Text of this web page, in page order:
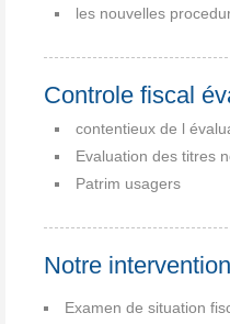
les nouvelles
Controle fiscal
contentieux de l
Evaluation des titres
Patrim usagers
Notre intervention
Examen de situation